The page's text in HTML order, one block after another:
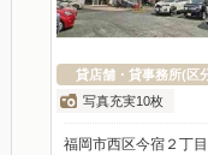
貸店舗・貸事務所(区
写真充実10枚
福岡市西区今宿２丁